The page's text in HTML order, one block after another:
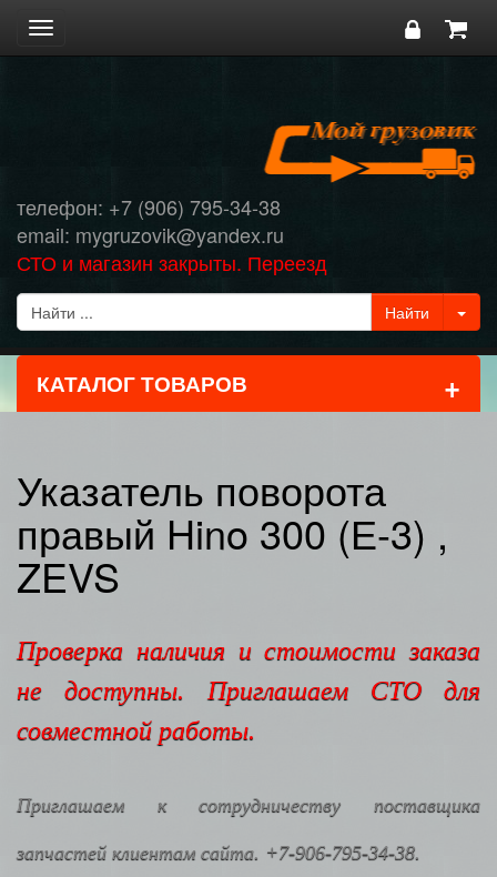
Toggle
navigation
телефон: +7 (906) 795-34-38
email: mygruzovik@yandex.ru
СТО и магазин закрыты. Переезд
КАТАЛОГ ТОВАРОВ +
Указатель поворота
правый Hino 300 (Е-3) ,
ZEVS
Проверка наличия и стоимости заказа
не доступны. Приглашаем СТО для
совместной работы.
Приглашаем к сотрудничеству поставщика
запчастей клиентам сайта. +7-906-795-34-38.